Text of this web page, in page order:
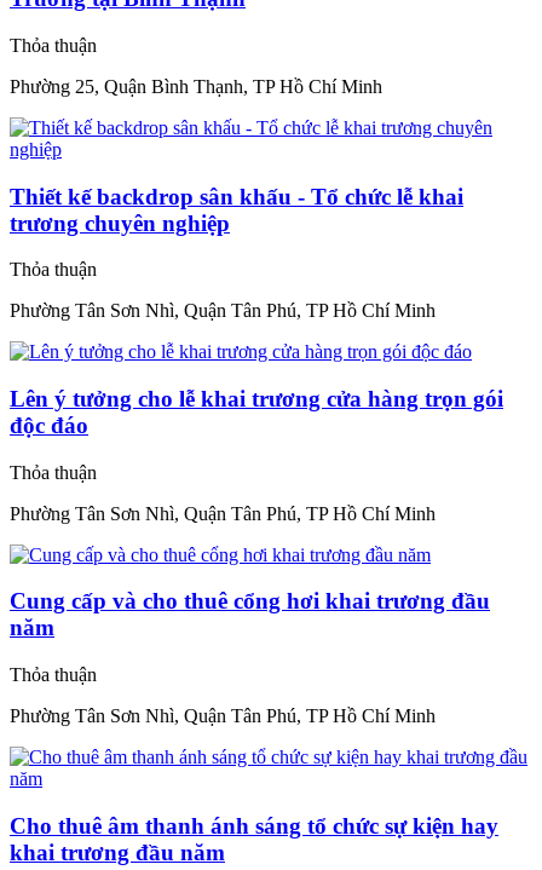
Thỏa thuận
Phường 25, Quận Bình Thạnh, TP Hồ Chí Minh
Thiết kế backdrop sân khấu - Tổ chức lễ khai
trương chuyên nghiệp
Thỏa thuận
Phường Tân Sơn Nhì, Quận Tân Phú, TP Hồ Chí Minh
Lên ý tưởng cho lễ khai trương cửa hàng trọn gói
độc đáo
Thỏa thuận
Phường Tân Sơn Nhì, Quận Tân Phú, TP Hồ Chí Minh
Cung cấp và cho thuê cổng hơi khai trương đầu
năm
Thỏa thuận
Phường Tân Sơn Nhì, Quận Tân Phú, TP Hồ Chí Minh
Cho thuê âm thanh ánh sáng tổ chức sự kiện hay
khai trương đầu năm